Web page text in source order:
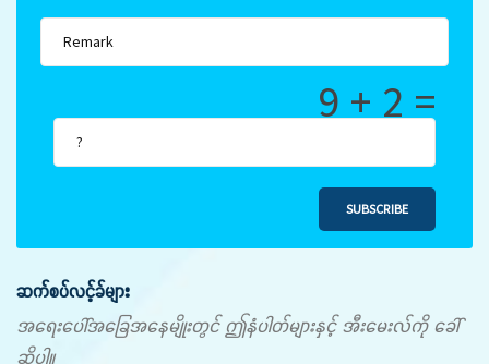
9 + 2 =
SUBSCRIBE
ဆက်စပ်လင့်ခ်များ
အရေးပေါ်အခြေအနေမျိုးတွင် ဤနံပါတ်များနှင့် အီးမေးလ်ကို ခေါ်
ဆိုပါ။